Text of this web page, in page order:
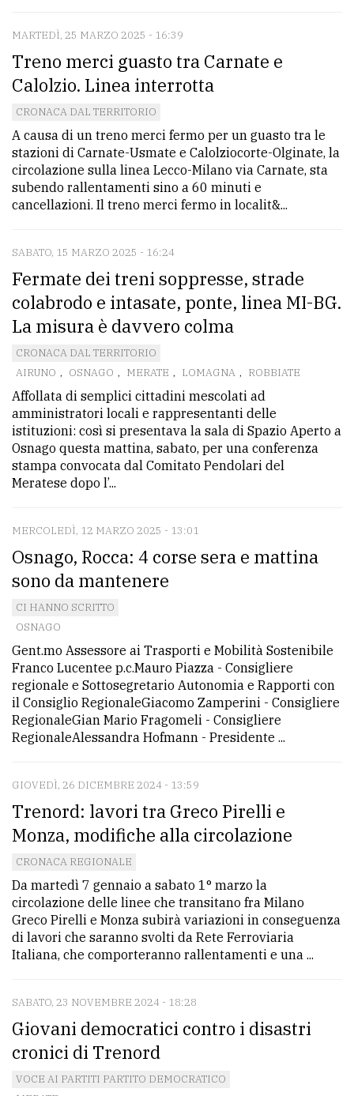
MARTEDÌ, 25 MARZO 2025 - 16:39
Treno merci guasto tra Carnate e
Calolzio. Linea interrotta
CRONACA DAL TERRITORIO
A causa di un treno merci fermo per un guasto tra le
stazioni di Carnate-Usmate e Calolziocorte-Olginate, la
circolazione sulla linea Lecco-Milano via Carnate, sta
subendo rallentamenti sino a 60 minuti e
cancellazioni. Il treno merci fermo in localit&...
SABATO, 15 MARZO 2025 - 16:24
Fermate dei treni soppresse, strade
colabrodo e intasate, ponte, linea MI-BG.
La misura è davvero colma
CRONACA DAL TERRITORIO
AIRUNO , OSNAGO , MERATE , LOMAGNA , ROBBIATE
Affollata di semplici cittadini mescolati ad
amministratori locali e rappresentanti delle
istituzioni: così si presentava la sala di Spazio Aperto a
Osnago questa mattina, sabato, per una conferenza
stampa convocata dal Comitato Pendolari del
Meratese dopo l’...
MERCOLEDÌ, 12 MARZO 2025 - 13:01
Osnago, Rocca: 4 corse sera e mattina
sono da mantenere
CI HANNO SCRITTO
OSNAGO
Gent.mo Assessore ai Trasporti e Mobilità Sostenibile
Franco Lucentee p.c.Mauro Piazza - Consigliere
regionale e Sottosegretario Autonomia e Rapporti con
il Consiglio RegionaleGiacomo Zamperini - Consigliere
RegionaleGian Mario Fragomeli - Consigliere
RegionaleAlessandra Hofmann - Presidente ...
GIOVEDÌ, 26 DICEMBRE 2024 - 13:59
Trenord: lavori tra Greco Pirelli e
Monza, modifiche alla circolazione
CRONACA REGIONALE
Da martedì 7 gennaio a sabato 1° marzo la
circolazione delle linee che transitano fra Milano
Greco Pirelli e Monza subirà variazioni in conseguenza
di lavori che saranno svolti da Rete Ferroviaria
Italiana, che comporteranno rallentamenti e una ...
SABATO, 23 NOVEMBRE 2024 - 18:28
Giovani democratici contro i disastri
cronici di Trenord
VOCE AI PARTITI PARTITO DEMOCRATICO